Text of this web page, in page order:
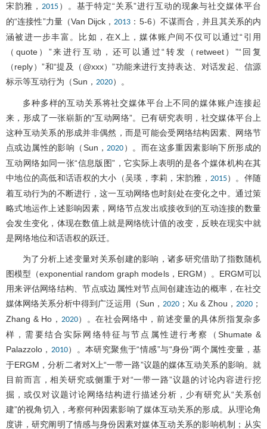
宋韵雅， 2015）。基于特定“关系”进行互动的现象与社交媒体平台
的“连接性”力量（Van Dijck， 2013 ：5-6）不谋而合，并且其关系的内
涵被进一步丰富。比如，在X上，媒体账户间不仅可以通过“引用
（quote）”来进行互动，还可以通过“转发（retweet）”“回复
（reply）”和“提及（@xxx）”功能来进行支持表达、对话发起、信源
标示等互动行为（Sun， 2020）。
多种多样的互动关系将社交媒体平台上不同的媒体账户连接起
来，形成了一张崭新的“互动网络”。已有研究表明，社交媒体平台上
这种互动关系的形成并非偶然，而是可能会受网络结构因素、网络节
点或边属性的影响（Sun， 2020 ）。而在这多重因素影响下所形成的
互动网络如同一张“信息版图”，它实际上表明的是各个媒体机构在其
中地位的高低和话语权的大小（吴瑛，李莉，宋韵雅， 2015）。伴随
着互动行为的不断进行，这一互动网络也时刻处在变化之中。通过策
略式地运作上述影响因素，网络节点发出或接收到的互动连接的数量
会发生变化，体现在数值上就是网络统计值的改变，反映在现实中就
是网络地位和话语权的跃迁。
为了分析上述变量对关系创建的影响，诸多研究借助了指数随机
图模型（exponential random graph models，ERGM）。ERGM可以
用来评估网络结构、节点或边属性对节点间创建连边的概率，在社交
媒体网络关系分析中得到广泛运用（Sun， 2020 ；Xu & Zhou， 2020 ；
Zhang & Ho， 2020）。在社会网络中，前述变量的具体所指复杂多
样，需要结合实际网络特征与节点属性进行考察（Shumate &
Palazzolo， 2010）。本研究聚焦于“情感”与“身份”两个属性变量，基
于ERGM，分析二者对X上“一带一路”议题的媒体互动关系的影响。就
目前而言，相关研究或侧重于对“一带一路”议题的讨论内容进行挖
掘，或仅对议题讨论网络结构进行描述分析，少有研究从“关系创
建”的视角切入，考察何种因素影响了媒体互动关系的形成。从理论角
度讲，研究阐明了情感与身份因素对媒体互动关系的影响机制；从实